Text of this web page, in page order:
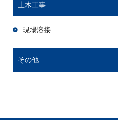
土木工事
現場溶接
その他